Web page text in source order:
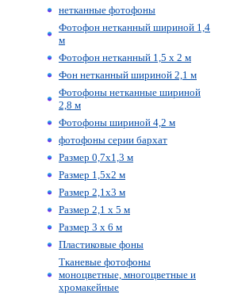
нетканные фотофоны
Фотофон нетканный шириной 1,4
м
Фотофон нетканный 1,5 х 2 м
Фон нетканный шириной 2,1 м
Фотофоны нетканные шириной
2,8 м
Фотофоны шириной 4,2 м
фотофоны серии бархат
Размер 0,7х1,3 м
Размер 1,5х2 м
Размер 2,1х3 м
Размер 2,1 х 5 м
Размер 3 х 6 м
Пластиковые фоны
Тканевые фотофоны
моноцветные, многоцветные и
хромакейные